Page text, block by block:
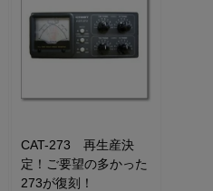
CAT-273 再生産決
定！ご要望の多かった
273が復刻！